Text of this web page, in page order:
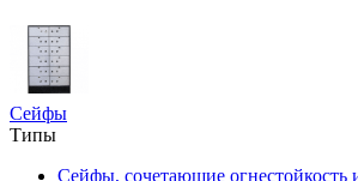
Сейфы
Типы
Сейфы, сочетающие огнестойкость